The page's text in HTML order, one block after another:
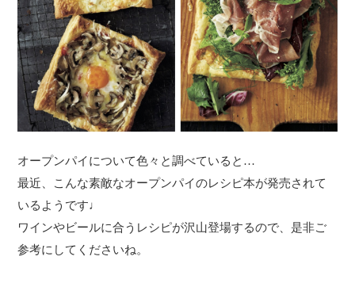
オープンパイについて色々と調べていると…
最近、こんな素敵なオープンパイのレシピ本が発売されて
いるようです♩
ワインやビールに合うレシピが沢山登場するので、是非ご
参考にしてくださいね。